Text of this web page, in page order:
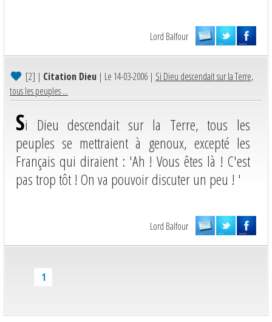
Lord Balfour
[2] | Citation Dieu | Le 14-03-2006 | Si Dieu descendait sur la Terre,
tous les peuples ...
Si Dieu descendait sur la Terre, tous les
peuples se mettraient à genoux, excepté les
Français qui diraient : 'Ah ! Vous êtes là ! C'est
pas trop tôt ! On va pouvoir discuter un peu ! '
Lord Balfour
1